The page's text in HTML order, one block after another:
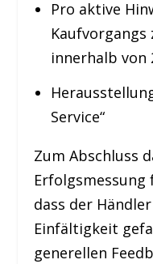
Pro aktive
Kaufvorgangs
innerhalb von
Service“
Zum Abschluss
dass der
Einfältigkeit
generellen